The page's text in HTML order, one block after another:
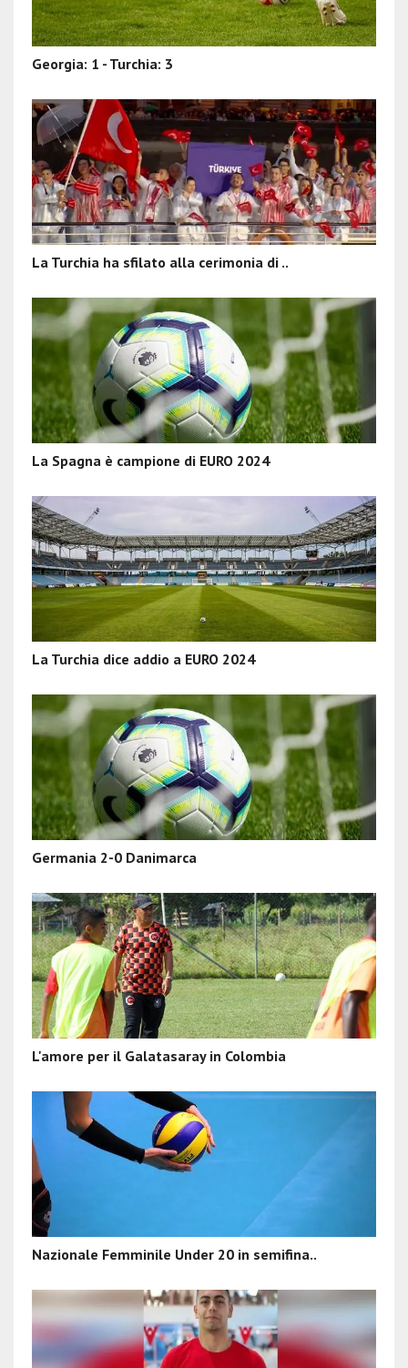
Georgia: 1 - Turchia: 3
La Turchia ha sfilato alla cerimonia di ..
La Spagna è campione di EURO 2024
La Turchia dice addio a EURO 2024
Germania 2-0 Danimarca
L'amore per il Galatasaray in Colombia
Nazionale Femminile Under 20 in semifina..